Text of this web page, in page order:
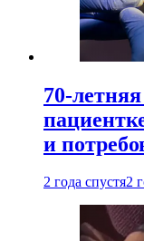
70-
и
2 года спустя2